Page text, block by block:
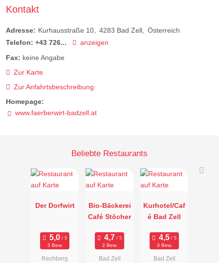
Kontakt
Adresse: Kurhausstraße 10 4283 Bad Zell
Österreich
Telefon: +43 726...
anzeigen
Fax: keine Angabe
Zur Karte
Zur Anfahrtsbeschreibung
Homepage:
www.faerberwirt-badzell.at
Beliebte Restaurants
Der Dorfwirt
3 Bew.
Rechberg
Bio-Bäckerei
Café Stöcher
2 Bew.
Bad Zell
Kurhotel/Caf
é Bad Zell
3 Bew.
Bad Zell